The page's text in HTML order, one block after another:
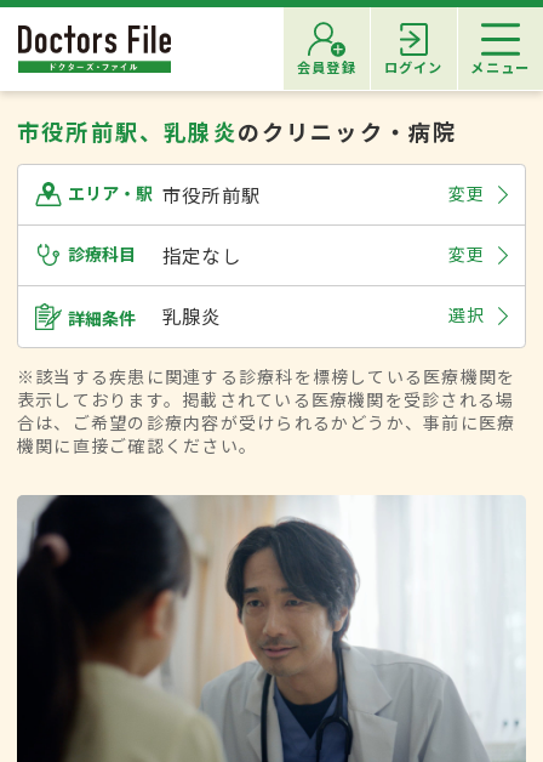
会員登録 ログイン メニュー
市役所前駅、乳腺炎のクリニック・病院
エリア・駅 市役所前駅 変更
診療科目 指定なし 変更
詳細条件 乳腺炎 選択
※該当する疾患に関連する診療科を標榜している医療機関を
表示しております。掲載されている医療機関を受診される場
合は、ご希望の診療内容が受けられるかどうか、事前に医療
機関に直接ご確認ください。